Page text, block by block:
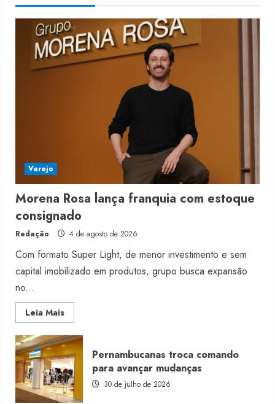
5
4 de agosto de 2026
Varejo
Morena Rosa lança franquia com estoque
consignado
Redação 4 de agosto de 2026
Com formato Super Light, de menor investimento e sem
capital imobilizado em produtos, grupo busca expansão
no...
Leia MaisRead
more
Morena
Rosa
lança
franquia
com
estoque
consignado
Pernambucanas troca comando
para avançar mudanças
30 de julho de 2026